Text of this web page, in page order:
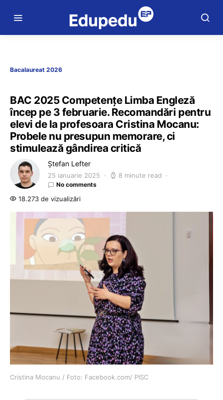
Bacalaureat 2026
BAC 2025 Competențe Limba Engleză
încep pe 3 februarie. Recomandări pentru
elevi de la profesoara Cristina Mocanu:
Probele nu presupun memorare, ci
stimulează gândirea critică
Ștefan Lefter
25 ianuarie 2025 8 minute read
No comments
18.273 de vizualizări
Cristina Mocanu / Foto: Facebook.com/ PISC